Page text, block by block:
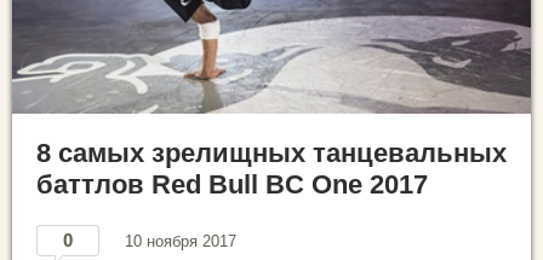
8 самых зрелищных танцевальных
баттлов Red Bull BC One 2017
0 10 ноября 2017